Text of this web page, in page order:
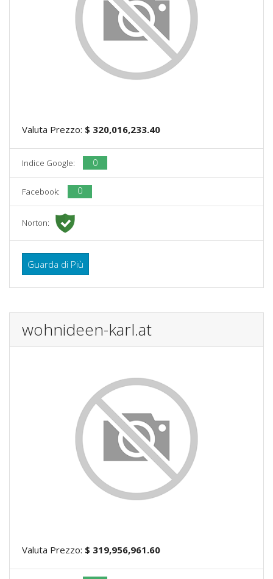
Valuta Prezzo: $ 320,016,233.40
Indice Google: 0
Facebook: 0
Norton:
Guarda di Più
wohnideen-karl.at
Valuta Prezzo: $ 319,956,961.60